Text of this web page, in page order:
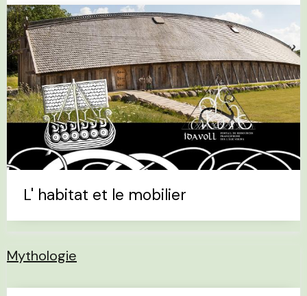
L' habitat et le mobilier
Mythologie